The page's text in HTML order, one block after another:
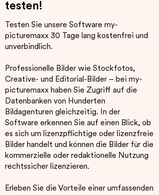
testen!
Testen Sie unsere Software my-
picturemaxx 30 Tage lang kostenfrei und
unverbindlich.
Professionelle Bilder wie Stockfotos,
Creative- und Editorial-Bilder – bei my-
picturemaxx haben Sie Zugriff auf die
Datenbanken von Hunderten
Bildagenturen gleichzeitig. In der
Software erkennen Sie auf einen Blick, ob
es sich um lizenzpflichtige oder lizenzfreie
Bilder handelt und können die Bilder für die
kommerzielle oder redaktionelle Nutzung
rechtssicher lizenzieren.
Erleben Sie die Vorteile einer umfassenden